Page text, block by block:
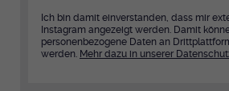
Ich bin damit einverstanden, dass mir
Instagram angezeigt werden. Damit
personenbezogene Daten an
werden. Mehr dazu in unserer